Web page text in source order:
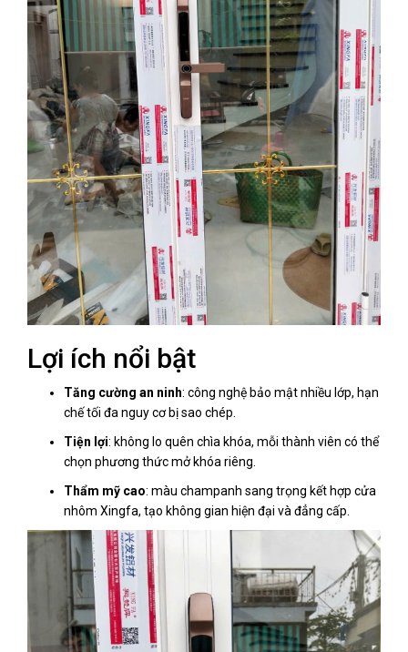
Lợi ích nổi bật
Tăng cường an ninh: công nghệ bảo mật nhiều lớp, hạn
chế tối đa nguy cơ bị sao chép.
Tiện lợi: không lo quên chìa khóa, mỗi thành viên có thể
chọn phương thức mở khóa riêng.
Thẩm mỹ cao: màu champanh sang trọng kết hợp cửa
nhôm Xingfa, tạo không gian hiện đại và đẳng cấp.